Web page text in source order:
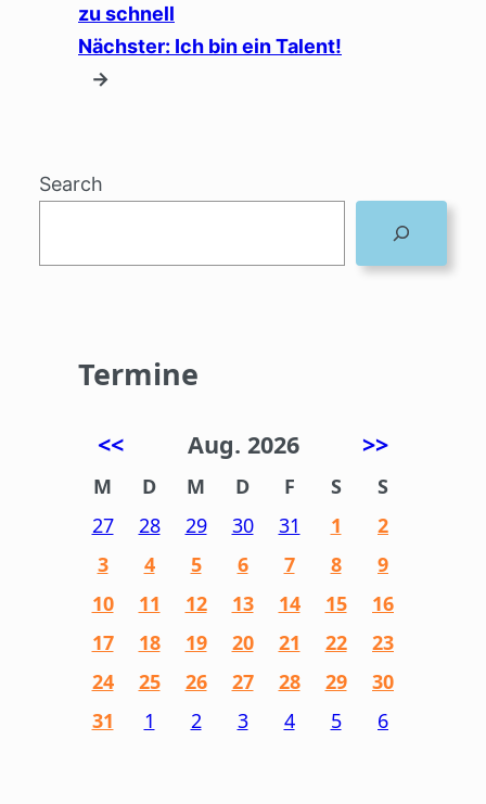
zu schnell
Nächster: Ich bin ein Talent!
→
Search
Termine
<< Aug. 2026 >>
M D M D F S
S
27
28 29 30 31 1
2
3
4 5 6 7 8
9
10
11 12 13 14 15
16
17
18 19 20 21 22
23
24
25 26 27 28 29
30
31
1 2 3 4 5 6